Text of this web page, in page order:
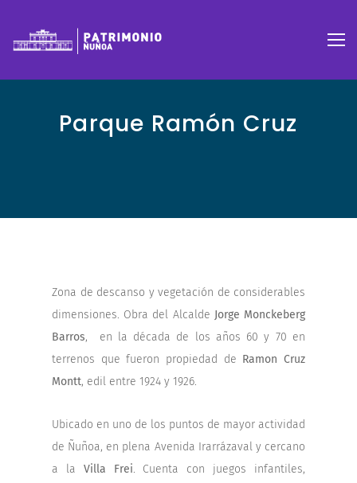
Parque Ramón Cruz
Zona de descanso y vegetación de considerables
dimensiones. Obra del Alcalde Jorge Monckeberg
Barros, en la década de los años 60 y 70 en
terrenos que fueron propiedad de Ramon Cruz
Montt, edil entre 1924 y 1926.
Ubicado en uno de los puntos de mayor actividad
de Ñuñoa, en plena Avenida Irarrázaval y cercano
a la Villa Frei. Cuenta con juegos infantiles,